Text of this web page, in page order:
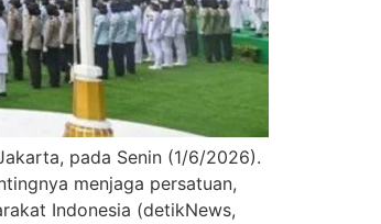
pada Senin (1/6/2026).
menjaga persatuan,
Indonesia (detikNews,